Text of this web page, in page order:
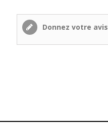
Donnez votre avis